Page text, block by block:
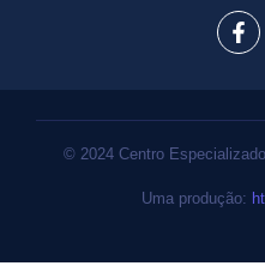
© 2024 Centro
Uma produção: